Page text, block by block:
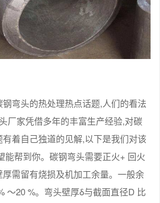
弯头的热处理热点话题,人们的看法
厂家凭借多年的丰富生产经验,对碳
着自己独道的见解,以下是我们对该
能帮到你。碳钢弯头需要正火+ 回火
需留有烧损及机加工余量。一般余
～20 %。弯头壁厚δ与截面直径D 比